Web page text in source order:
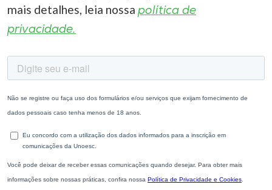
mais detalhes, leia nossa política de
privacidade.